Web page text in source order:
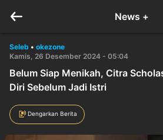
News +
Seleb • okezone
Kamis, 26 Desember 2024 - 05:04
Belum Siap Menikah, Citra
Diri Sebelum Jadi Istri
Dengarkan Berita